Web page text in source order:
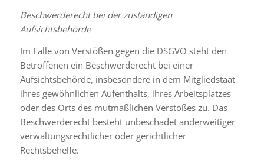
Beschwerderecht bei der zuständigen
Aufsichtsbehörde
Im Falle von Verstößen gegen die DSGVO steht den
Betroffenen ein Beschwerderecht bei einer
Aufsichtsbehörde, insbesondere in dem Mitgliedstaat
ihres gewöhnlichen Aufenthalts, ihres Arbeitsplatzes
oder des Orts des mutmaßlichen Verstoßes zu. Das
Beschwerderecht besteht unbeschadet anderweitiger
verwaltungsrechtlicher oder gerichtlicher
Rechtsbehelfe.